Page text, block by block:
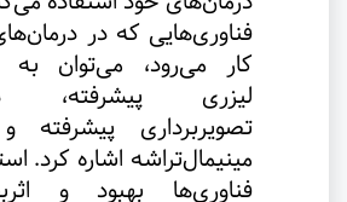
فناوری‌هایی که در
کار می‌رود، می‌توان به
لیزری پیشرفته،
تصویربرداری
مینیمال‌تراشه اشاره کرد.
فناوری‌ها بهبود و